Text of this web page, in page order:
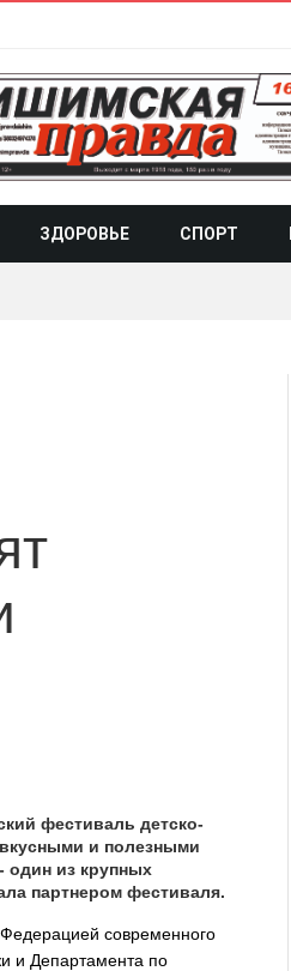
ЗДОРОВЬЕ СПОРТ
фестиваль детско-
и полезными
один из крупных
партнером фестиваля.
современного
и Департамента по